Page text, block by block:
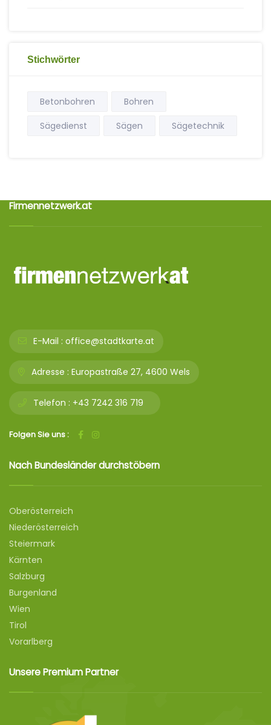
Stichwörter
Betonbohren
Bohren
Sägedienst
Sägen Sägetechnik
Firmennetzwerk.at
E-Mail : office@stadtkarte.at
Adresse : Europastraße 27, 4600 Wels
Telefon : +43 7242 316 719
Folgen Sie uns :
Nach Bundesländer durchstöbern
Oberösterreich
Niederösterreich
Steiermark
Kärnten
Salzburg
Burgenland
Wien
Tirol
Vorarlberg
Unsere Premium Partner